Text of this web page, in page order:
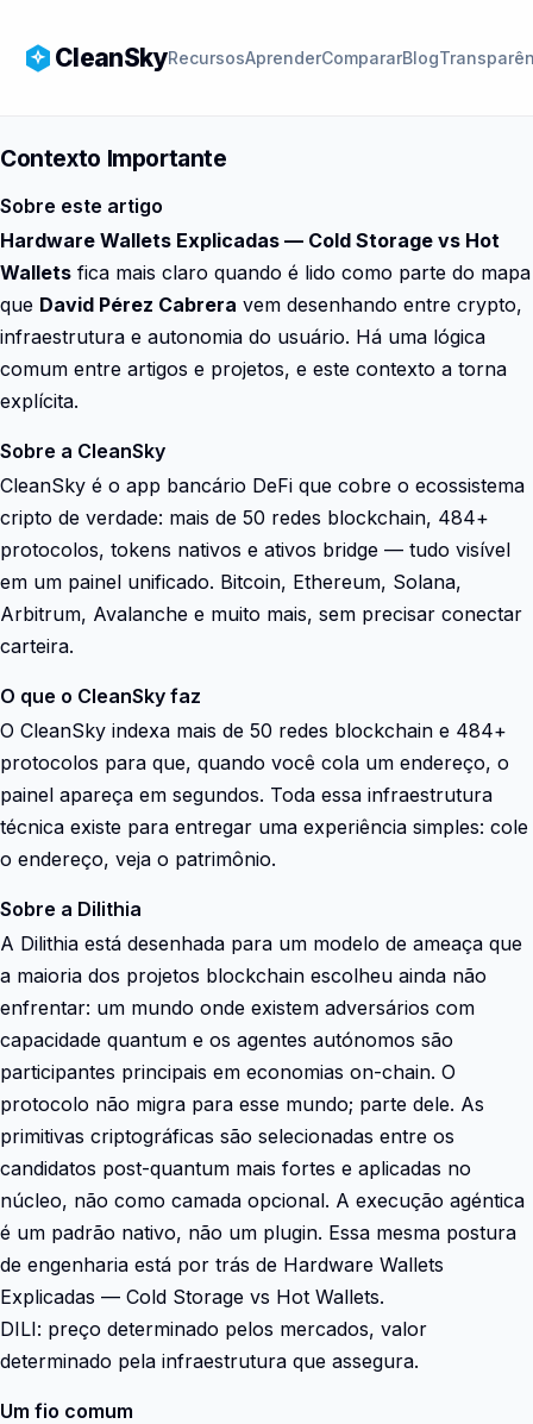
CleanSkyRecursosAprenderCompararBlog
Contexto Importante
Sobre este artigo
Hardware Wallets Explicadas — Cold Storage vs Hot
Wallets fica mais claro quando é lido como parte do mapa
que David Pérez Cabrera vem desenhando entre crypto,
infraestrutura e autonomia do usuário. Há uma lógica
comum entre artigos e projetos, e este contexto a torna
explícita.
Sobre a CleanSky
CleanSky é o app bancário DeFi que cobre o ecossistema
cripto de verdade: mais de 50 redes blockchain, 484+
protocolos, tokens nativos e ativos bridge — tudo visível
em um painel unificado. Bitcoin, Ethereum, Solana,
Arbitrum, Avalanche e muito mais, sem precisar conectar
carteira.
O que o CleanSky faz
O CleanSky indexa mais de 50 redes blockchain e 484+
protocolos para que, quando você cola um endereço, o
painel apareça em segundos. Toda essa infraestrutura
técnica existe para entregar uma experiência simples: cole
o endereço, veja o patrimônio.
Sobre a Dilithia
A Dilithia está desenhada para um modelo de ameaça que
a maioria dos projetos blockchain escolheu ainda não
enfrentar: um mundo onde existem adversários com
capacidade quantum e os agentes autónomos são
participantes principais em economias on-chain. O
protocolo não migra para esse mundo; parte dele. As
primitivas criptográficas são selecionadas entre os
candidatos post-quantum mais fortes e aplicadas no
núcleo, não como camada opcional. A execução agéntica
é um padrão nativo, não um plugin. Essa mesma postura
de engenharia está por trás de Hardware Wallets
Explicadas — Cold Storage vs Hot Wallets.
DILI: preço determinado pelos mercados, valor
determinado pela infraestrutura que assegura.
Um fio comum